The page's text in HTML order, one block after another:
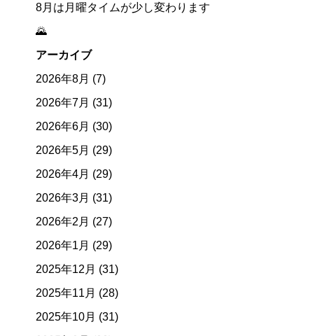
8月は月曜タイムが少し変わります
🌄
アーカイブ
2026年8月 (7)
2026年7月 (31)
2026年6月 (30)
2026年5月 (29)
2026年4月 (29)
2026年3月 (31)
2026年2月 (27)
2026年1月 (29)
2025年12月 (31)
2025年11月 (28)
2025年10月 (31)